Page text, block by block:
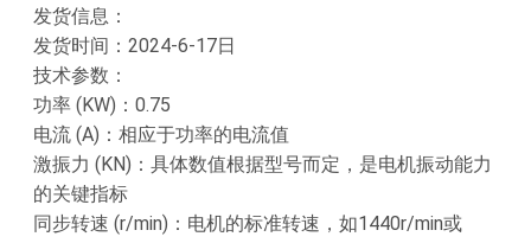
发货信息：
发货时间：2024-6-17日
技术参数：
功率 (KW)：0.75
电流 (A)：相应于功率的电流值
激振力 (KN)：具体数值根据型号而定，是电机振动能力
的关键指标
同步转速 (r/min)：电机的标准转速，如1440r/min或